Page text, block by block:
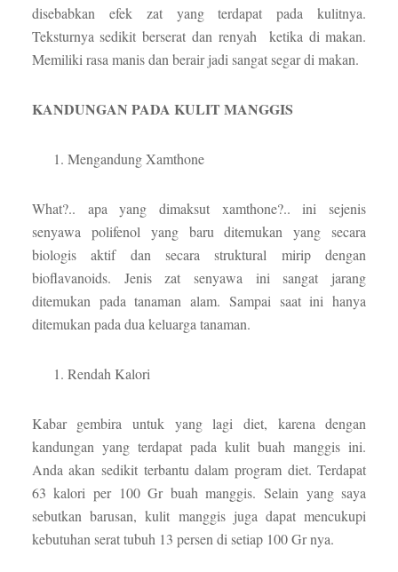
disebabkan efek zat yang terdapat pada kulitnya.
Teksturnya sedikit berserat dan renyah ketika di makan.
Memiliki rasa manis dan berair jadi sangat segar di makan.
KANDUNGAN PADA KULIT MANGGIS
Mengandung Xamthone
What?.. apa yang dimaksut xamthone?.. ini sejenis
senyawa polifenol yang baru ditemukan yang secara
biologis aktif dan secara struktural mirip dengan
bioflavanoids. Jenis zat senyawa ini sangat jarang
ditemukan pada tanaman alam. Sampai saat ini hanya
ditemukan pada dua keluarga tanaman.
Rendah Kalori
Kabar gembira untuk yang lagi diet, karena dengan
kandungan yang terdapat pada kulit buah manggis ini.
Anda akan sedikit terbantu dalam program diet. Terdapat
63 kalori per 100 Gr buah manggis. Selain yang saya
sebutkan barusan, kulit manggis juga dapat mencukupi
kebutuhan serat tubuh 13 persen di setiap 100 Gr nya.